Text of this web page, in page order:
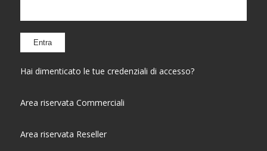
Hai dimenticato le tue credenziali di accesso?
Area riservata Commerciali
Area riservata Reseller